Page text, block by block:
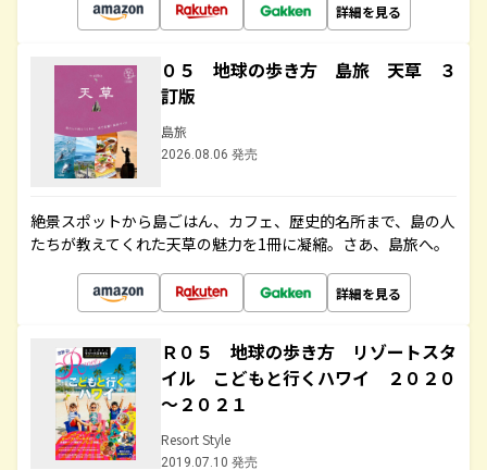
詳細を見る
０５ 地球の歩き方 島旅 天草 ３
訂版
島旅
2026.08.06 発売
絶景スポットから島ごはん、カフェ、歴史的名所まで、島の人
たちが教えてくれた天草の魅力を1冊に凝縮。さあ、島旅へ。
詳細を見る
Ｒ０５ 地球の歩き方 リゾートスタ
イル こどもと行くハワイ ２０２０
～２０２１
Resort Style
2019.07.10 発売